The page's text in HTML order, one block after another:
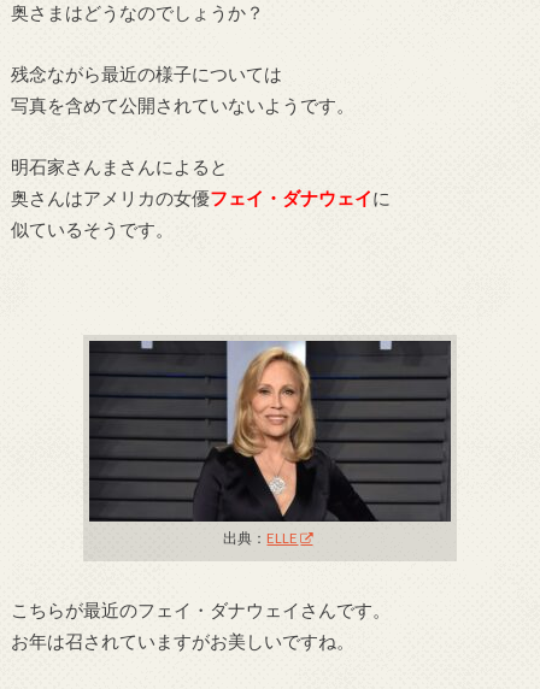
奥さまはどうなのでしょうか？
残念ながら最近の様子については
写真を含めて公開されていないようです。
明石家さんまさんによると
奥さんはアメリカの女優フェイ・ダナウェイに
似ているそうです。
出典： ELLE
こちらが最近のフェイ・ダナウェイさんです。
お年は召されていますがお美しいですね。